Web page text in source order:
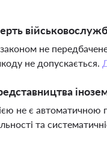
не
не допускається.
не є автоматичною
та